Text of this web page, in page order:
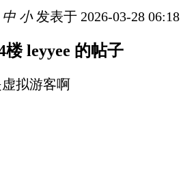
中 小发表于 2026-03-28
楼 leyyee 的帖子
拟游客啊